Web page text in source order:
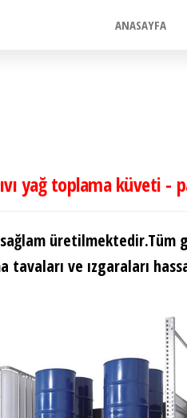
ANASAYFA
yağ toplama küveti -
üretilmektedir.Tüm
tavaları ve ızgaraları